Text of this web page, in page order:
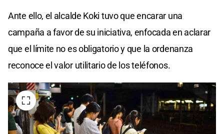
Ante ello, el alcalde Koki tuvo que encarar una
campaña a favor de su iniciativa, enfocada en aclarar
que el límite no es obligatorio y que la ordenanza
reconoce el valor utilitario de los teléfonos.